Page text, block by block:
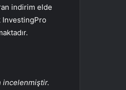
indirim elde
InvestingPro
incelenmiştir.